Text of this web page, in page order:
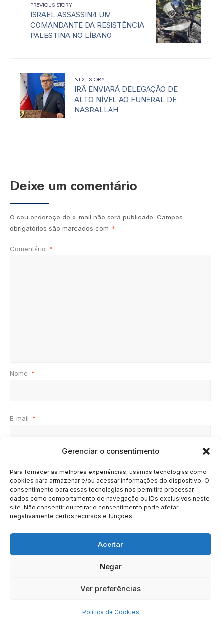
Gerenciar o consentimento
Para fornecer as melhores experiências, usamos tecnologias como
cookies para armazenar e/ou acessar informações do dispositivo. O
consentimento para essas tecnologias nos permitirá processar
dados como comportamento de navegação ou IDs exclusivos neste
site. Não consentir ou retirar o consentimento pode afetar
negativamente certos recursos e funções.
Aceitar
Negar
Ver preferências
Política de Cookies
PREVIOUS STORY
ISRAEL ASSASSIN4 UM
COMANDANTE DA RESISTÊNCIA
PALESTINA NO LÍBANO
NEXT STORY
IRÃ ENVIARÁ DELEGAÇÃO DE
ALTO NÍVEL AO FUNERAL DE
NASRALLAH
Deixe um comentário
O seu endereço de e-mail não será publicado. Campos
obrigatórios são marcados com *
Comentário *
Nome *
E-mail *
SOBRE BRASIL
Copyright © 2020 - 2023 | Arresala Noticias™